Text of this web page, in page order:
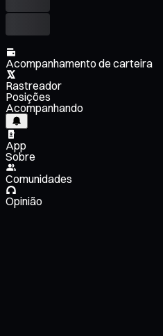
Acompanhamento de carteira
Rastreador
Posições
Acompanhando
App
Sobre
Comunidades
Opinião